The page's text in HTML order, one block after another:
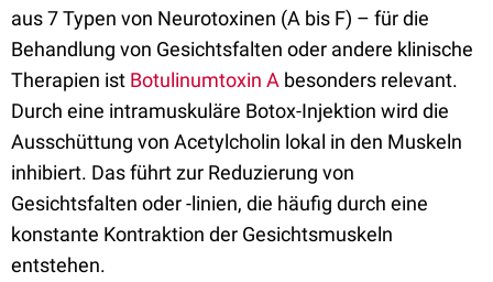
aus 7 Typen von Neurotoxinen (A bis F) – für die
Behandlung von Gesichtsfalten oder andere klinische
Therapien ist Botulinumtoxin A besonders relevant.
Durch eine intramuskuläre Botox-Injektion wird die
Ausschüttung von Acetylcholin lokal in den Muskeln
inhibiert. Das führt zur Reduzierung von
Gesichtsfalten oder -linien, die häufig durch eine
konstante Kontraktion der Gesichtsmuskeln
entstehen.